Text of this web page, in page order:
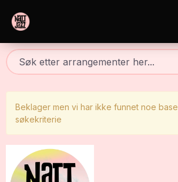
Beklager men vi har ikke funnet noe
søkekriterie